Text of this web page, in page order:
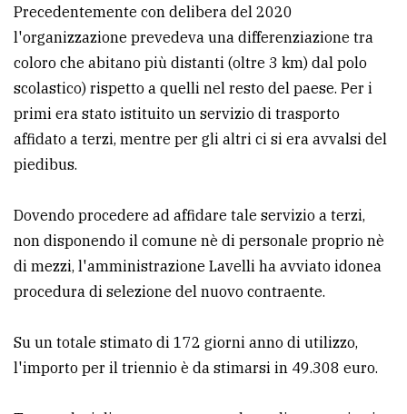
comune
Ricerca
avanzata
LE
ALTRE
TESTATE
Privacy
policy
Precedentemente con delibera del 2020
l'organizzazione prevedeva una differenziazione tra
coloro che abitano più distanti (oltre 3 km) dal polo
scolastico) rispetto a quelli nel resto del paese. Per i
primi era stato istituito un servizio di trasporto
affidato a terzi, mentre per gli altri ci si era avvalsi del
piedibus.
Dovendo procedere ad affidare tale servizio a terzi,
non disponendo il comune nè di personale proprio nè
di mezzi, l'amministrazione Lavelli ha avviato idonea
procedura di selezione del nuovo contraente.
Su un totale stimato di 172 giorni anno di utilizzo,
l'importo per il triennio è da stimarsi in 49.308 euro.